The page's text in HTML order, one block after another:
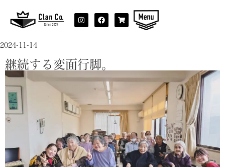
2024-11-14
継続する変面行脚。